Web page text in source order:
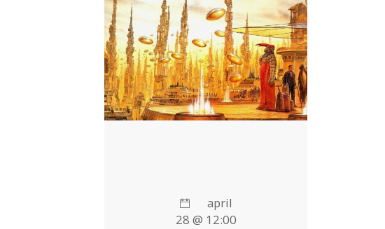
april
28 @ 12:00